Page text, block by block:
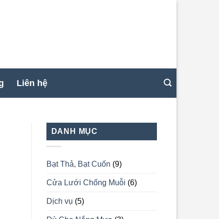
Liên hệ
DANH MỤC
Bạt Thả, Bạt Cuốn (9)
Cửa Lưới Chống Muỗi (6)
Dịch vụ (5)